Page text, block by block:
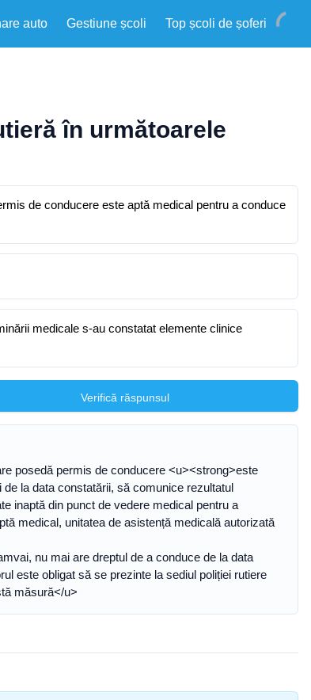
auto Gestiune școli Top școli de șoferi
în următoarele
de conducere este aptă medical pentru a conduce
medicale s-au constatat elemente clinice
Verifică răspunsul
posedă permis de conducere <u><strong>este
la data constatării, să comunice rezultatul
inaptă din punct de vedere medical pentru a
medical, unitatea de asistență medicală autorizată
nu mai are dreptul de a conduce de la data
este obligat să se prezinte la sediul poliției rutiere
măsură</u>